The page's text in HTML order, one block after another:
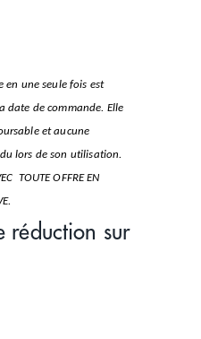
en une seule fois est
date de commande. Elle
et aucune
lors de son utilisation.
TOUTE OFFRE EN
réduction sur